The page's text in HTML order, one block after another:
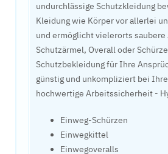
undurchlässige Schutzkleidung
Kleidung wie Körper vor allerlei
und ermöglicht vielerorts saubere
Schutzärmel, Overall oder
Schutzbekleidung für Ihre
günstig und unkompliziert bei
hochwertige Arbeitssicherheit -
Einweg-Schürzen
Einwegkittel
Einwegoveralls